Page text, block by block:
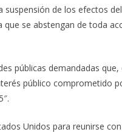
de los efectos
se abstengan de toda
públicas demandadas
público comprometido
Unidos para reunirse